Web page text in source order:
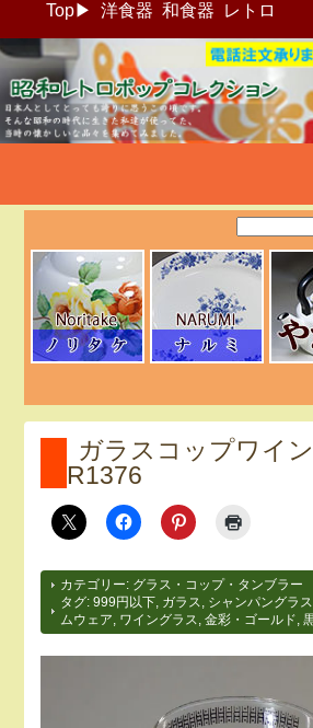
Top▶ 洋食器 和食器 レトロ
昭和レトロポッ
貨通販＠フリ
ガラスコップワイ
R1376
カテゴリー: グラス・コップ・タンブラー
タグ:999円以下 ガラス シャンパングラス
ムウェア
ワイングラス ,金彩・ゴールド ,